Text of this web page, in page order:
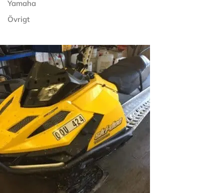
Yamaha
Övrigt